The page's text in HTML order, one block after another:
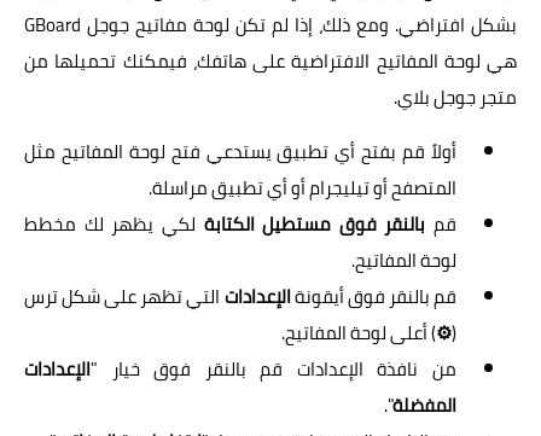
بشكل افتراضي. ومع ذلك، إذا لم تكن لوحة مفاتيح جوجل GBoard
هي لوحة المفاتيح الافتراضية على هاتفك، فيمكنك تحميلها من
متجر جوجل بلاي.
أولاً قم بفتح أي تطبيق يستدعي فتح لوحة المفاتيح مثل
المتصفح أو تيليجرام أو أي تطبيق مراسلة.
قم بالنقر فوق مستطيل الكتابة لكي يظهر لك مخطط
لوحة المفاتيح.
قم بالنقر فوق أيقونةالإعداداتالتي تظهر على شكل ترس
(
⚙) أعلى لوحة المفاتيح.
من نافذة الإعدادات قم بالنقر فوق خيار "الإعدادات
المفضلة".